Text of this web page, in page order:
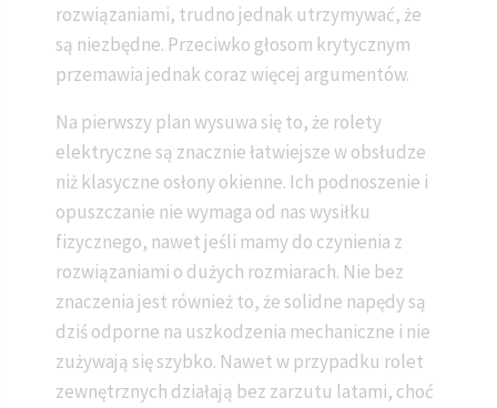
rozwiązaniami, trudno jednak utrzymywać, że
są niezbędne. Przeciwko głosom krytycznym
przemawia jednak coraz więcej argumentów.
Na pierwszy plan wysuwa się to, że rolety
elektryczne są znacznie łatwiejsze w obsłudze
niż klasyczne osłony okienne. Ich podnoszenie i
opuszczanie nie wymaga od nas wysiłku
fizycznego, nawet jeśli mamy do czynienia z
rozwiązaniami o dużych rozmiarach. Nie bez
znaczenia jest również to, że solidne napędy są
dziś odporne na uszkodzenia mechaniczne i nie
zużywają się szybko. Nawet w przypadku rolet
zewnętrznych działają bez zarzutu latami, choć